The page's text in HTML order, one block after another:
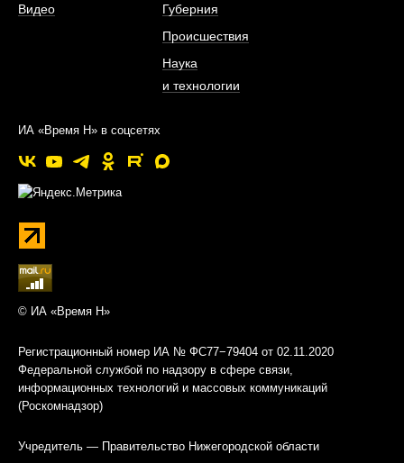
Видео
Губерния
Происшествия
Наука
и технологии
ИА «Время Н» в соцсетях
© ИА «Время Н»
Регистрационный номер ИА № ФС77−79404 от 02.11.2020
Федеральной службой по надзору в сфере связи,
информационных технологий и массовых коммуникаций
(Роскомнадзор)
Учредитель — Правительство Нижегородской области